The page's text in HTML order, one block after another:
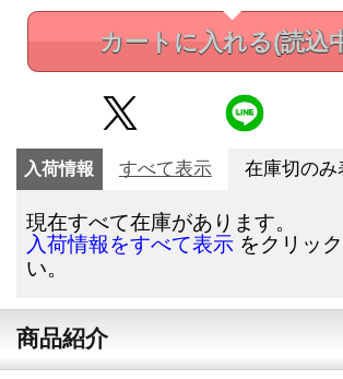
カートに入れる(読込
入荷情報 すべて表示 在庫切のみ
現在すべて在庫があります。
入荷情報をすべて表示 をクリッ
い。
商品紹介